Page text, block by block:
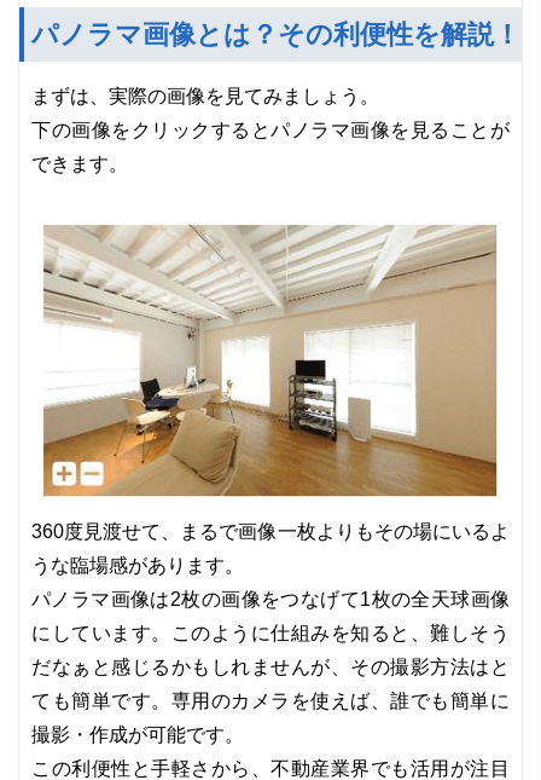
パノラマ画像とは？その利便性を解説！
まずは、実際の画像を見てみましょう。
下の画像をクリックするとパノラマ画像を見ることが
できます。
360度見渡せて、まるで画像一枚よりもその場にいるよ
うな臨場感があります。
パノラマ画像は2枚の画像をつなげて1枚の全天球画像
にしています。このように仕組みを知ると、難しそう
だなぁと感じるかもしれませんが、その撮影方法はと
ても簡単です。専用のカメラを使えば、誰でも簡単に
撮影・作成が可能です。
この利便性と手軽さから、不動産業界でも活用が注目